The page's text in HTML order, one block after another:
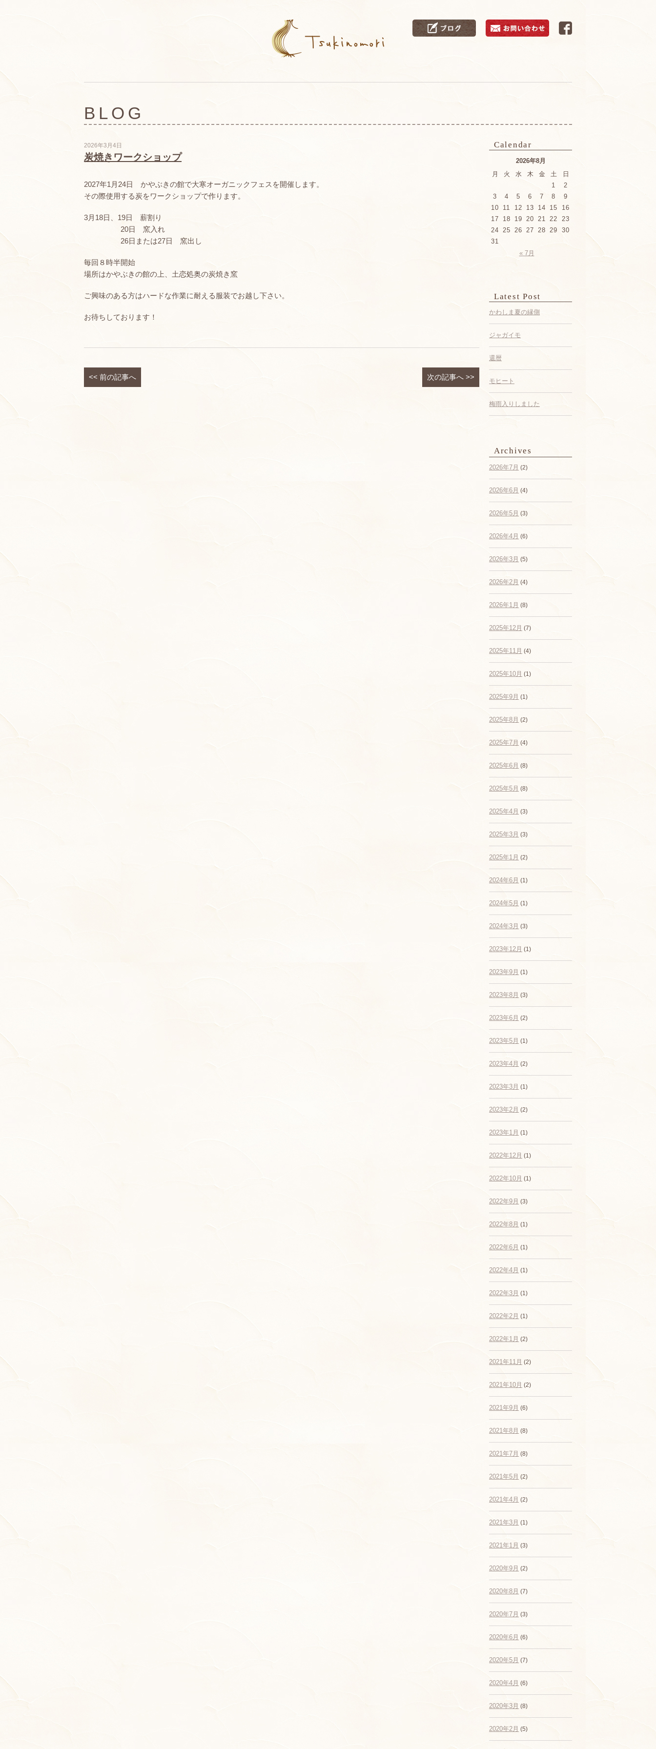
BLOG
2026年3月4日
炭焼きワークショップ
2027年1月24日 かやぶきの館で大寒オーガニックフェスを開催します。
その際使用する炭をワークショップで作ります。
3月18日、19日 薪割り
20日 窯入れ
26日または27日 窯出し
毎回８時半開始
場所はかやぶきの館の上、土恋処奥の炭焼き窯
ご興味のある方はハードな作業に耐える服装でお越し下さい。
お待ちしております！
<< 前の記事へ 次の記事へ >>
Calendar
2026年8月
月
火 水 木 金 土
日
1
2
3
4 5 6 7 8
9
10
11 12 13 14 15
16
17
18 19 20 21 22
23
24 25 26 27 28 29
30
31
« 7月
Latest Post
かわしま夏の縁側
ジャガイモ
還暦
モヒート
梅雨入りしました
Archives
2026年7月 (2)
2026年6月 (4)
2026年5月 (3)
2026年4月 (6)
2026年3月 (5)
2026年2月 (4)
2026年1月 (8)
2025年12月 (7)
2025年11月 (4)
2025年10月 (1)
2025年9月 (1)
2025年8月 (2)
2025年7月 (4)
2025年6月 (8)
2025年5月 (8)
2025年4月 (3)
2025年3月 (3)
2025年1月 (2)
2024年6月 (1)
2024年5月 (1)
2024年3月 (3)
2023年12月 (1)
2023年9月 (1)
2023年8月 (3)
2023年6月 (2)
2023年5月 (1)
2023年4月 (2)
2023年3月 (1)
2023年2月 (2)
2023年1月 (1)
2022年12月 (1)
2022年10月 (1)
2022年9月 (3)
2022年8月 (1)
2022年6月 (1)
2022年4月 (1)
2022年3月 (1)
2022年2月 (1)
2022年1月 (2)
2021年11月 (2)
2021年10月 (2)
2021年9月 (6)
2021年8月 (8)
2021年7月 (8)
2021年5月 (2)
2021年4月 (2)
2021年3月 (1)
2021年1月 (3)
2020年9月 (2)
2020年8月 (7)
2020年7月 (3)
2020年6月 (6)
2020年5月 (7)
2020年4月 (6)
2020年3月 (8)
2020年2月 (5)